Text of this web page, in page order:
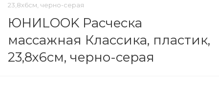
23,8х6см, черно-серая
ЮНИLOOK Расческа
массажная Классика, пластик,
23,8х6см, черно-серая